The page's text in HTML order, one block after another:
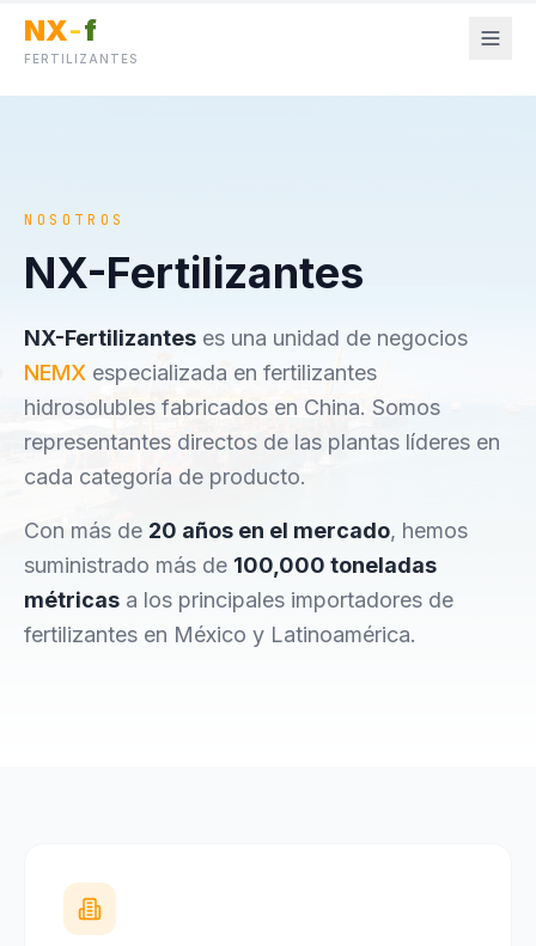
NX-f
FERTILIZANTES
NOSOTROS
NX-Fertilizantes
NX-Fertilizantes es una unidad de negocios
NEMX especializada en fertilizantes
hidrosolubles fabricados en China. Somos
representantes directos de las plantas líderes en
cada categoría de producto.
Con más de 20 años en el mercado, hemos
suministrado más de 100,000 toneladas
métricas a los principales importadores de
fertilizantes en México y Latinoamérica.